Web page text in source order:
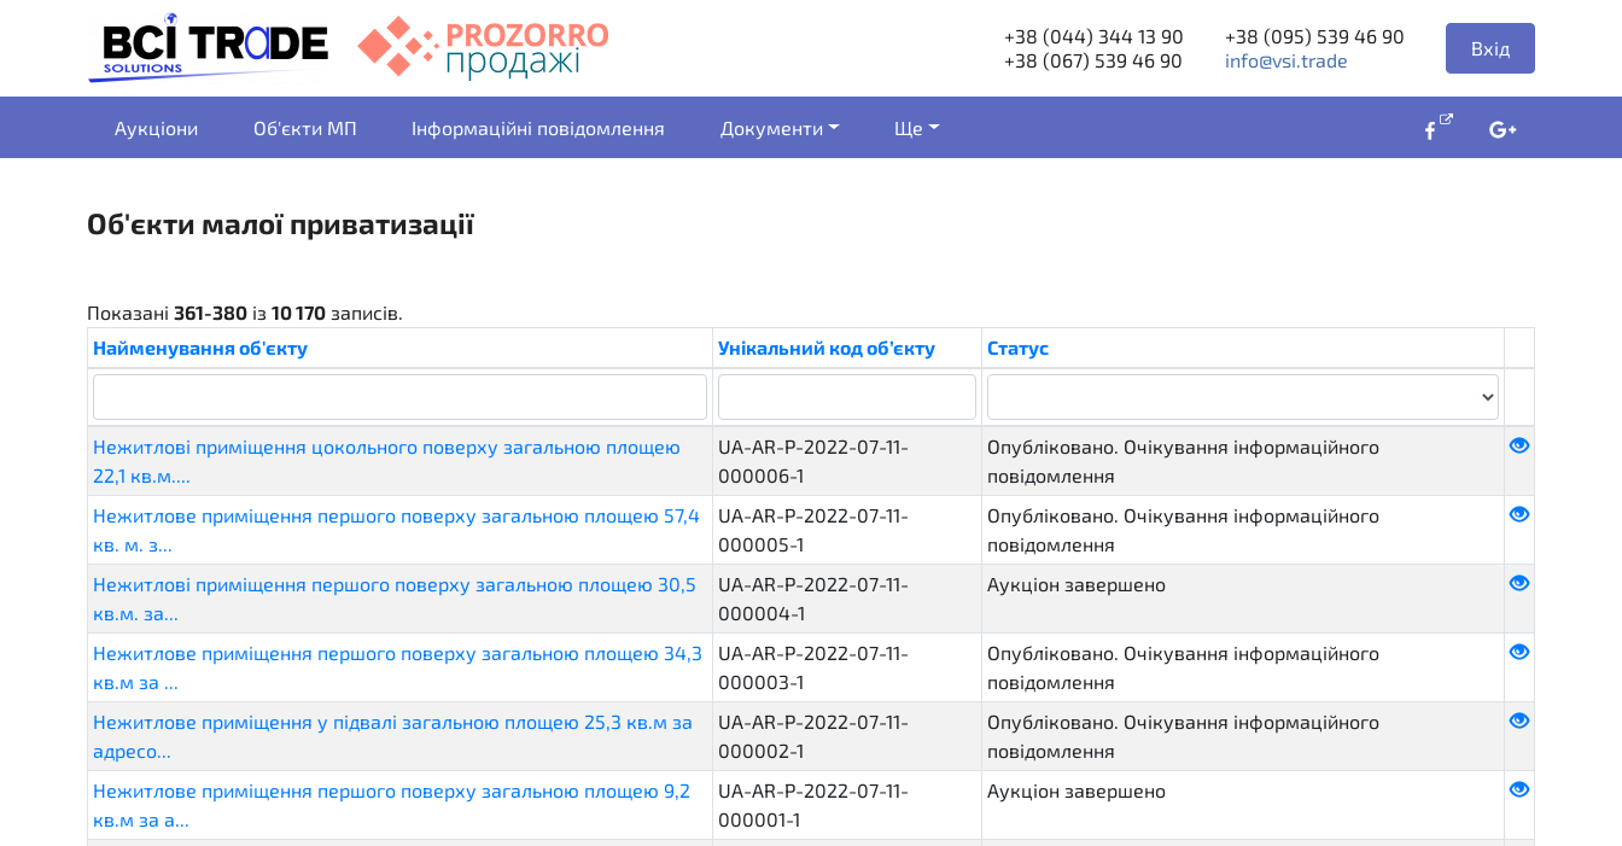
+38 (044) 344 13 90
+38 (067) 539 46 90
+38 (095) 539 46 90
info@vsi.trade
Вхід
Аукціони Об'єкти МП Інформаційні повідомлення Документи Ще
Об'єкти малої приватизації
Показані 361-380 із 10 170 записів.
Найменування об'єкту
Унікальний код об’єкту Статус
Нежитлові приміщення цокольного поверху загальною площею
22,1 кв.м....
UA-AR-P-2022-07-11-
000006-1
Опубліковано. Очікування інформаційного
повідомлення
Нежитлове приміщення першого поверху загальною площею 57,4
кв. м. з...
UA-AR-P-2022-07-11-
000005-1
Опубліковано. Очікування інформаційного
повідомлення
Нежитлові приміщення першого поверху загальною площею 30,5
кв.м. за...
UA-AR-P-2022-07-11-
000004-1
Аукціон завершено
Нежитлове приміщення першого поверху загальною площею 34,3
кв.м за ...
UA-AR-P-2022-07-11-
000003-1
Опубліковано. Очікування інформаційного
повідомлення
Нежитлове приміщення у підвалі загальною площею 25,3 кв.м за
адресо...
UA-AR-P-2022-07-11-
000002-1
Опубліковано. Очікування інформаційного
повідомлення
Нежитлове приміщення першого поверху загальною площею 9,2
кв.м за а...
UA-AR-P-2022-07-11-
000001-1
Аукціон завершено